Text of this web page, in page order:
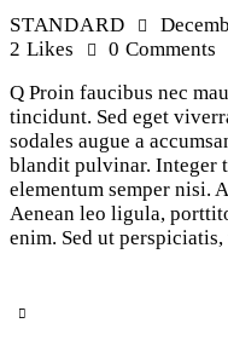
STANDARD
2 Likes 0 Comments
Q Proin faucibus nec
tincidunt. Sed eget
sodales augue a
blandit pulvinar. Integer
elementum semper nisi.
Aenean leo ligula,
enim. Sed ut